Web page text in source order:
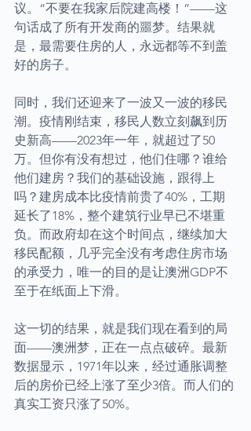
议。“不要在我家后院建高楼！”——这
句话成了所有开发商的噩梦。结果就
是，最需要住房的人，永远都等不到盖
好的房子。
同时，我们还迎来了一波又一波的移民
潮。疫情刚结束，移民人数立刻飙到历
史新高——2023年一年，就超过了50
万。但你有没有想过，他们住哪？谁给
他们建房？我们的基础设施，跟得上
吗？建房成本比疫情前贵了40%，工期
延长了18%，整个建筑行业早已不堪重
负。而政府却在这个时间点，继续加大
移民配额，几乎完全没有考虑住房市场
的承受力，唯一的目的是让澳洲GDP不
至于在纸面上下滑。
这一切的结果，就是我们现在看到的局
面——澳洲梦，正在一点点破碎。最新
数据显示，1971年以来，经过通胀调整
后的房价已经上涨了至少3倍。而人们的
真实工资只涨了50%。